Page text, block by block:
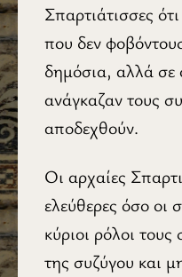
Σπαρτιάτισσες
που δεν
δημόσια, αλλά σε
ανάγκαζαν τους
αποδεχθούν.
Οι αρχαίες
ελεύθερες όσο οι
κύριοι ρόλοι
της συζύγου και